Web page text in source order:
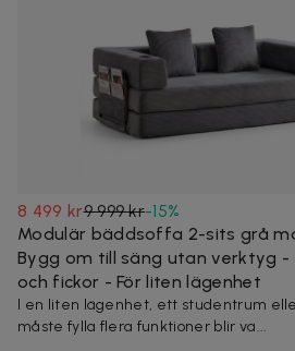
8 499 kr9 999 kr-15%
Modulär bäddsoffa 2-sits grå
Bygg om till säng utan verktyg -
och fickor - För liten lägenhet
I en liten lägenhet, ett studentrum
måste fylla flera funktioner blir va...